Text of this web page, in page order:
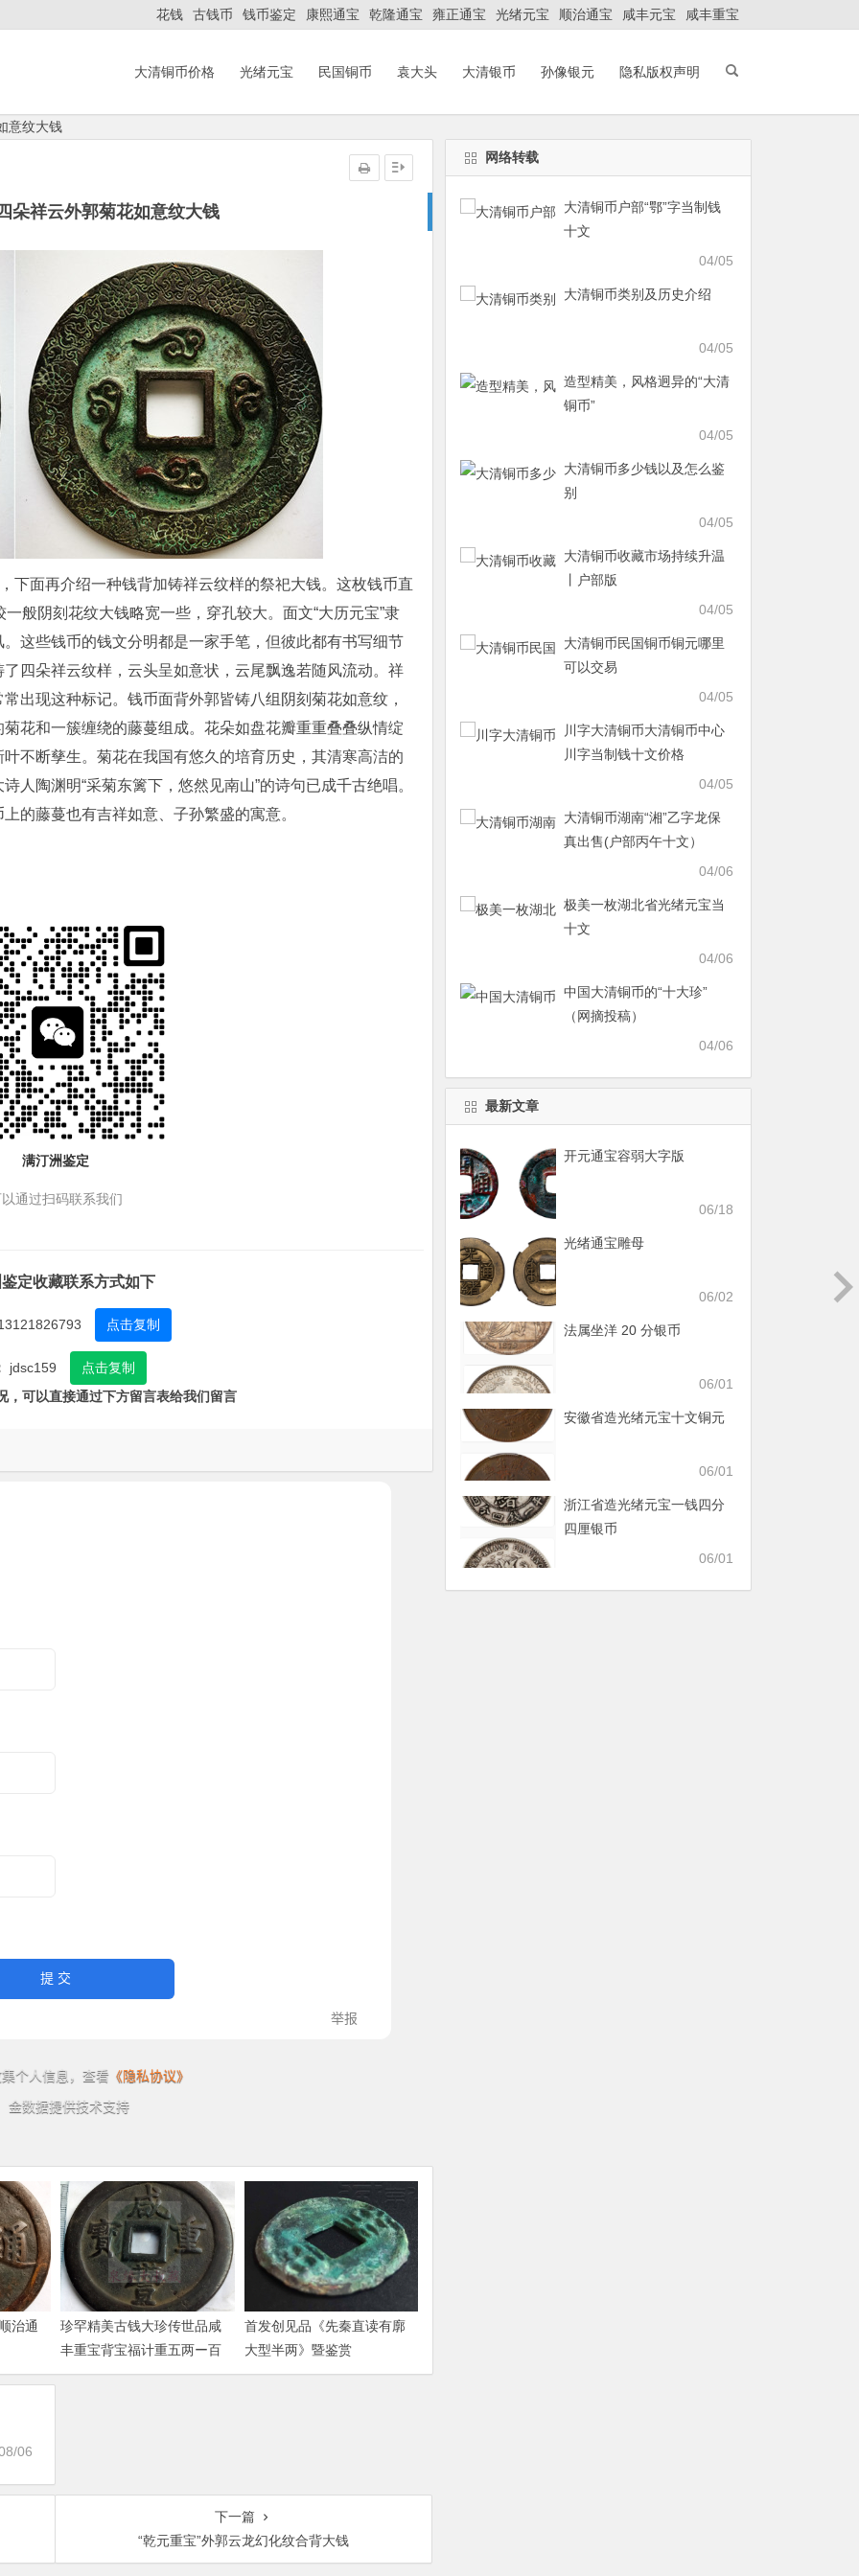
花钱 古钱币 钱币鉴定 康熙通宝 乾隆通宝 雍正通宝 光绪元宝 顺治通宝 咸丰元宝 咸丰重宝
大清铜币价格 光绪元宝 民国铜币 袁大头 大清银币 孙像银元 隐私版权声明
意纹大钱
朵祥云外郭菊花如意纹大钱
下面再介绍一种钱背加铸祥云纹样的祭祀大钱。这枚钱币直
般阴刻花纹大钱略宽一些，穿孔较大。面文“大历元宝”隶
这些钱币的钱文分明都是一家手笔，但彼此都有书写细节
四朵祥云纹样，云头呈如意状，云尾飘逸若随风流动。祥
出现这种标记。钱币面背外郭皆铸八组阴刻菊花如意纹，
花和一簇缠绕的藤蔓组成。花朵如盘花瓣重重叠叠纵情绽
不断孳生。菊花在我国有悠久的培育历史，其清寒高洁的
人陶渊明“采菊东篱下，悠然见南山”的诗句已成千古绝唱。
的藤蔓也有吉祥如意、子孙繁盛的寓意。
满汀洲鉴定
通过扫码联系我们
定收藏联系方式如下
点击复制
jdsc159
点击复制
，可以直接通过下方留言表给我们留言
治通
珍罕精美古钱大珍传世品咸
丰重宝背宝福计重五两ー百
首发创见品《先秦直读有廓
大型半两》暨鉴赏
06
下一篇
“乾元重宝”外郭云龙幻化纹合背大钱
网络转载
大清铜币户部“鄂”字当制钱
十文
04/05
大清铜币类别及历史介绍
04/05
造型精美，风格迥异的“大清
铜币”
04/05
大清铜币多少钱以及怎么鉴
别
04/05
大清铜币收藏市场持续升温
丨户部版
04/05
大清铜币民国铜币铜元哪里
可以交易
04/05
川字大清铜币大清铜币中心
川字当制钱十文价格
04/05
大清铜币湖南“湘”乙字龙保
真出售(户部丙午十文）
04/06
极美一枚湖北省光绪元宝当
十文
04/06
中国大清铜币的“十大珍”
（网摘投稿）
04/06
最新文章
开元通宝容弱大字版
06/18
光绪通宝雕母
06/02
法属坐洋 20 分银币
06/01
安徽省造光绪元宝十文铜元
06/01
浙江省造光绪元宝一钱四分
四厘银币
06/01